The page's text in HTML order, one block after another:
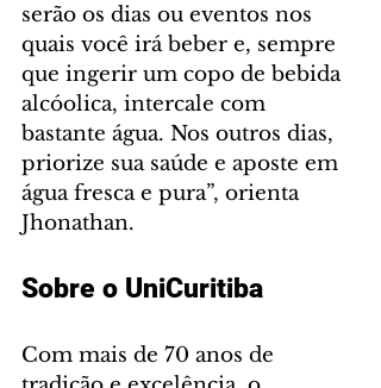
serão os dias ou eventos nos
quais você irá beber e, sempre
que ingerir um copo de bebida
alcóolica, intercale com
bastante água. Nos outros dias,
priorize sua saúde e aposte em
água fresca e pura”, orienta
Jhonathan.
Sobre o UniCuritiba
Com mais de 70 anos de